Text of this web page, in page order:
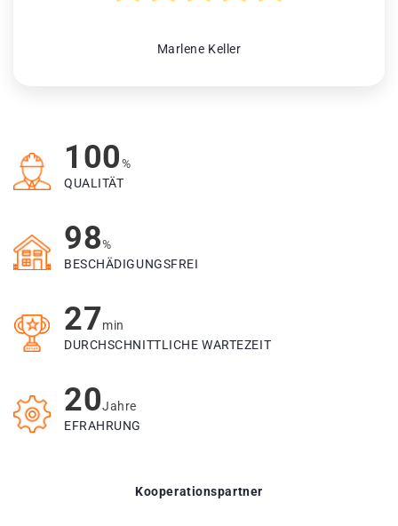
Marlene Keller
100%
QUALITÄT
98%
BESCHÄDIGUNGSFREI
27min
DURCHSCHNITTLICHE WARTEZEIT
20Jahre
EFRAHRUNG
Kooperationspartner